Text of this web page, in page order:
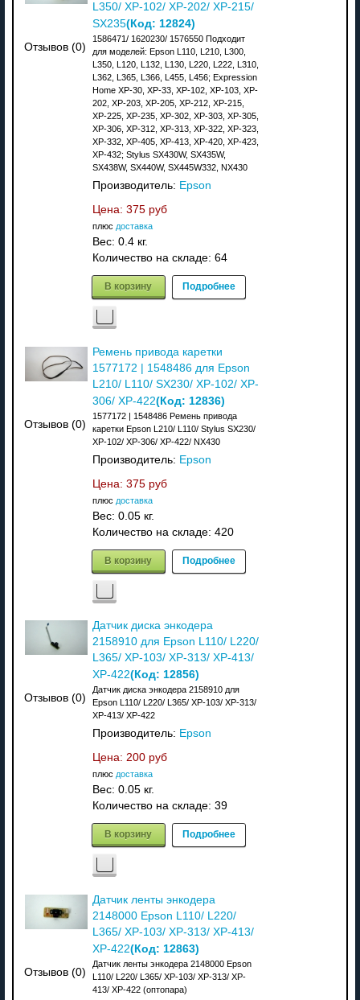
Отзывов (0)
L350/ XP-102/ XP-202/ XP-215/
SX235(Код: 12824)
1586471/ 1620230/ 1576550 Подходит
для моделей: Epson L110, L210, L300,
L350, L120, L132, L130, L220, L222, L310,
L362, L365, L366, L455, L456; Expression
Home XP-30, XP-33, XP-102, XP-103, XP-
202, XP-203, XP-205, XP-212, XP-215,
XP-225, XP-235, XP-302, XP-303, XP-305,
XP-306, XP-312, XP-313, XP-322, XP-323,
XP-332, XP-405, XP-413, XP-420, XP-423,
XP-432; Stylus SX430W, SX435W,
SX438W, SX440W, SX445W332, NX430
Производитель: Epson
Цена: 375 руб
плюс доставка
Вес: 0.4 кг.
Количество на складе: 64
В корзину Подробнее
Отзывов (0)
Ремень привода каретки
1577172 | 1548486 для Epson
L210/ L110/ SX230/ XP-102/ XP-
306/ XP-422(Код: 12836)
1577172 | 1548486 Ремень привода
каретки Epson L210/ L110/ Stylus SX230/
XP-102/ XP-306/ XP-422/ NX430
Производитель: Epson
Цена: 375 руб
плюс доставка
Вес: 0.05 кг.
Количество на складе: 420
В корзину Подробнее
Отзывов (0)
Датчик диска энкодера
2158910 для Epson L110/ L220/
L365/ XP-103/ XP-313/ XP-413/
XP-422(Код: 12856)
Датчик диска энкодера 2158910 для
Epson L110/ L220/ L365/ XP-103/ XP-313/
XP-413/ XP-422
Производитель: Epson
Цена: 200 руб
плюс доставка
Вес: 0.05 кг.
Количество на складе: 39
В корзину Подробнее
Отзывов (0)
Датчик ленты энкодера
2148000 Epson L110/ L220/
L365/ XP-103/ XP-313/ XP-413/
XP-422(Код: 12863)
Датчик ленты энкодера 2148000 Epson
L110/ L220/ L365/ XP-103/ XP-313/ XP-
413/ XP-422 (оптопара)